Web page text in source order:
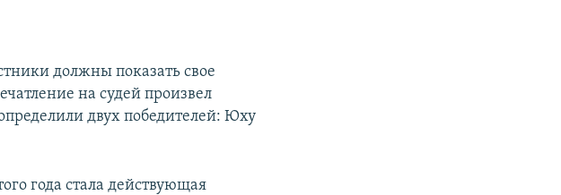
должны показать свое
на судей произвел
двух победителей: Юху
года стала действующая